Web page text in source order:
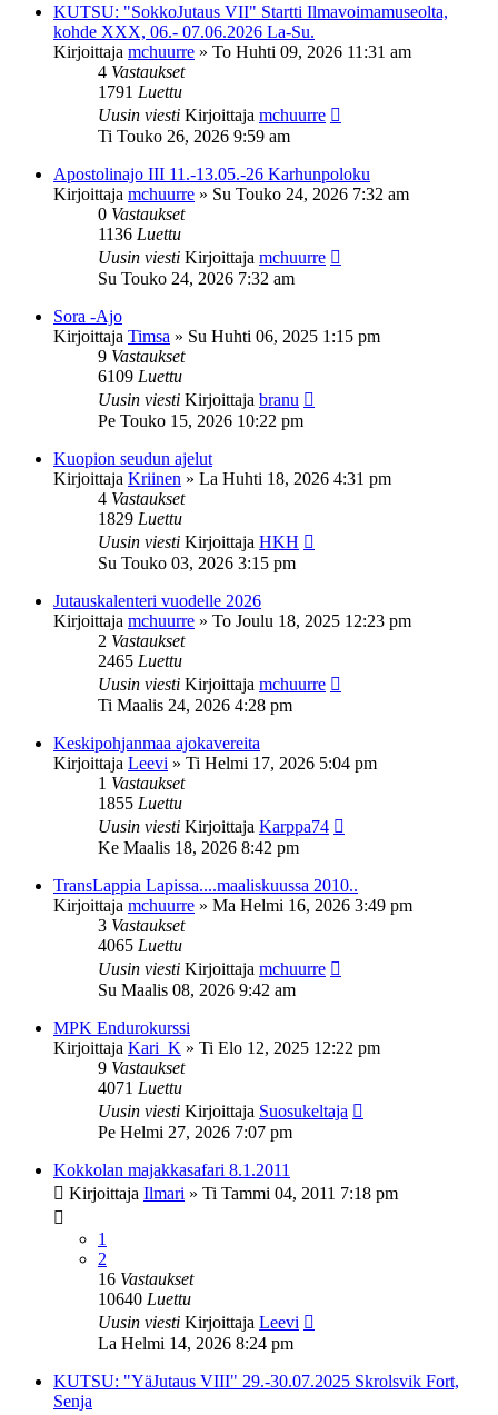
KUTSU: "SokkoJutaus VII" Startti Ilmavoimamuseolta,
kohde XXX, 06.- 07.06.2026 La-Su.
Kirjoittaja mchuurre » To Huhti 09, 2026 11:31 am
4 Vastaukset
1791 Luettu
Uusin viesti Kirjoittaja mchuurre
Ti Touko 26, 2026 9:59 am
Apostolinajo III 11.-13.05.-26 Karhunpoloku
Kirjoittaja mchuurre » Su Touko 24, 2026 7:32 am
0 Vastaukset
1136 Luettu
Uusin viesti Kirjoittaja mchuurre
Su Touko 24, 2026 7:32 am
Sora -Ajo
Kirjoittaja Timsa » Su Huhti 06, 2025 1:15 pm
9 Vastaukset
6109 Luettu
Uusin viesti Kirjoittaja branu
Pe Touko 15, 2026 10:22 pm
Kuopion seudun ajelut
Kirjoittaja Kriinen » La Huhti 18, 2026 4:31 pm
4 Vastaukset
1829 Luettu
Uusin viesti Kirjoittaja HKH
Su Touko 03, 2026 3:15 pm
Jutauskalenteri vuodelle 2026
Kirjoittaja mchuurre » To Joulu 18, 2025 12:23 pm
2 Vastaukset
2465 Luettu
Uusin viesti Kirjoittaja mchuurre
Ti Maalis 24, 2026 4:28 pm
Keskipohjanmaa ajokavereita
Kirjoittaja Leevi » Ti Helmi 17, 2026 5:04 pm
1 Vastaukset
1855 Luettu
Uusin viesti Kirjoittaja Karppa74
Ke Maalis 18, 2026 8:42 pm
TransLappia Lapissa....maaliskuussa 2010..
Kirjoittaja mchuurre » Ma Helmi 16, 2026 3:49 pm
3 Vastaukset
4065 Luettu
Uusin viesti Kirjoittaja mchuurre
Su Maalis 08, 2026 9:42 am
MPK Endurokurssi
Kirjoittaja Kari_K » Ti Elo 12, 2025 12:22 pm
9 Vastaukset
4071 Luettu
Uusin viesti Kirjoittaja Suosukeltaja
Pe Helmi 27, 2026 7:07 pm
Kokkolan majakkasafari 8.1.2011
Kirjoittaja Ilmari » Ti Tammi 04, 2011 7:18 pm
1
2
16 Vastaukset
10640 Luettu
Uusin viesti Kirjoittaja Leevi
La Helmi 14, 2026 8:24 pm
KUTSU: "YäJutaus VIII" 29.-30.07.2025 Skrolsvik Fort,
Senja